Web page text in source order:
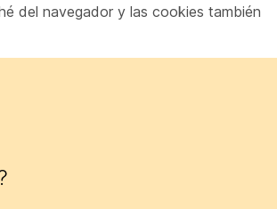
del navegador y las cookies también